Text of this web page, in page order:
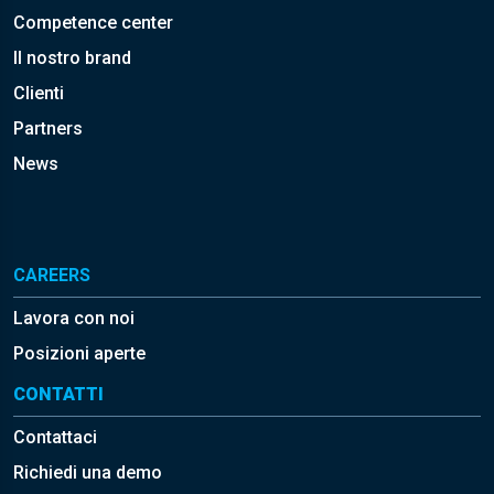
Competence center
Il nostro brand
Clienti
Partners
News
CAREERS
Lavora con noi
Posizioni aperte
CONTATTI
Contattaci
Richiedi una demo